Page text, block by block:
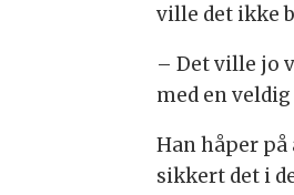
ville det ikke
– Det ville jo
med en
Han håper
sikkert det i